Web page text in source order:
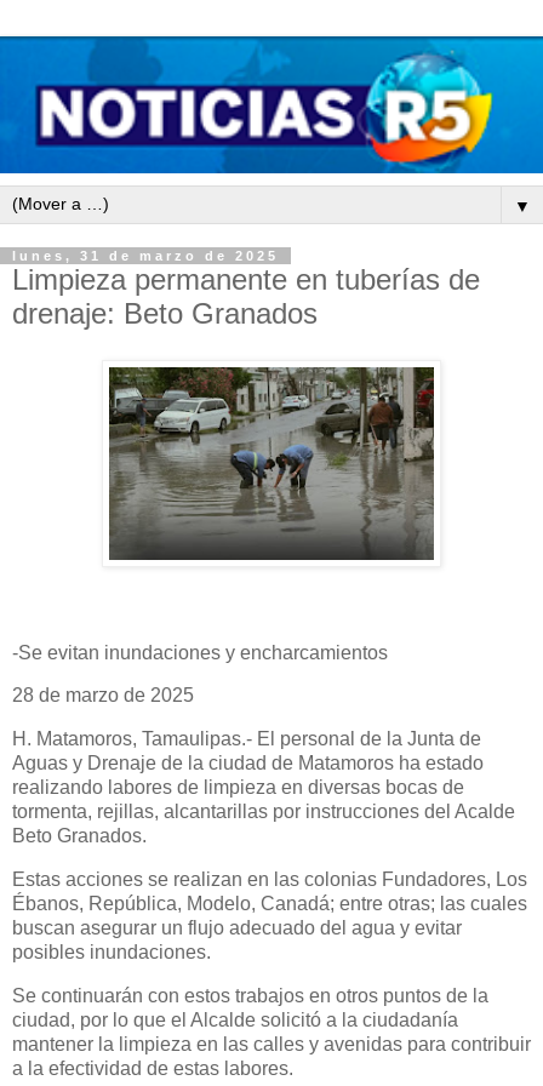
▼
lunes, 31 de marzo de 2025
Limpieza permanente en tuberías de
drenaje: Beto Granados
-Se evitan inundaciones y encharcamientos
28 de marzo de 2025
H. Matamoros, Tamaulipas.- El personal de la Junta de
Aguas y Drenaje de la ciudad de Matamoros ha estado
realizando labores de limpieza en diversas bocas de
tormenta, rejillas, alcantarillas por instrucciones del Acalde
Beto Granados.
Estas acciones se realizan en las colonias Fundadores, Los
Ébanos, República, Modelo, Canadá; entre otras; las cuales
buscan asegurar un flujo adecuado del agua y evitar
posibles inundaciones.
Se continuarán con estos trabajos en otros puntos de la
ciudad, por lo que el Alcalde solicitó a la ciudadanía
mantener la limpieza en las calles y avenidas para contribuir
a la efectividad de estas labores.